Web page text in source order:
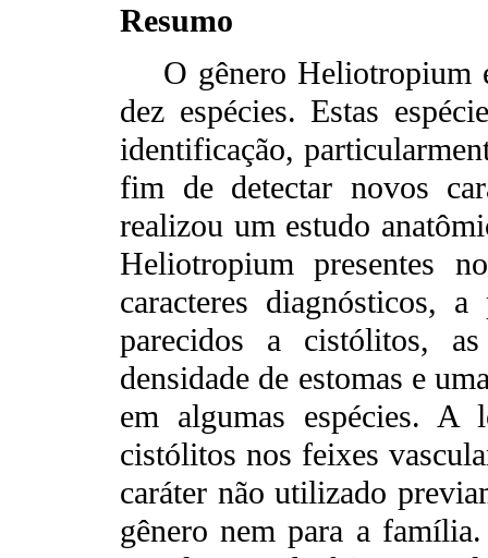
Resumo
O gênero Heliotropium
dez espécies. Estas
identificação,
fim de detectar novos
realizou um estudo
Heliotropium presentes
caracteres diagnósticos,
parecidos a cistólitos,
densidade de estomas e
em algumas espécies. A
cistólitos nos feixes
caráter não utilizado
gênero nem para a